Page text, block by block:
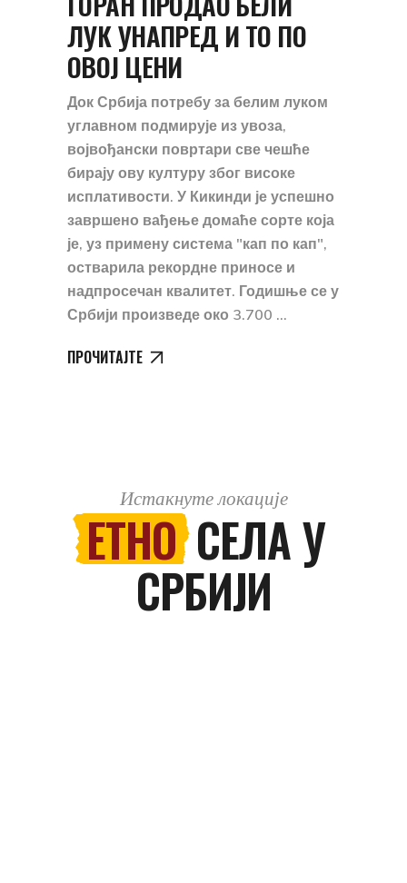
ЛУК УНАПРЕД И ТО ПО
ОВОЈ ЦЕНИ
Док Србија потребу за белим луком
углавном подмирује из увоза,
војвођански повртари све чешће
бирају ову културу због високе
исплативости. У Кикинди је успешно
завршено вађење домаће сорте која
је, уз примену система "кап по кап",
остварила рекордне приносе и
надпросечан квалитет. Годишње се у
Србији произведе око 3.700
ПРОЧИТАЈТЕ
Истакнуте локације
ЕТНОСЕЛА У
СРБИЈИ